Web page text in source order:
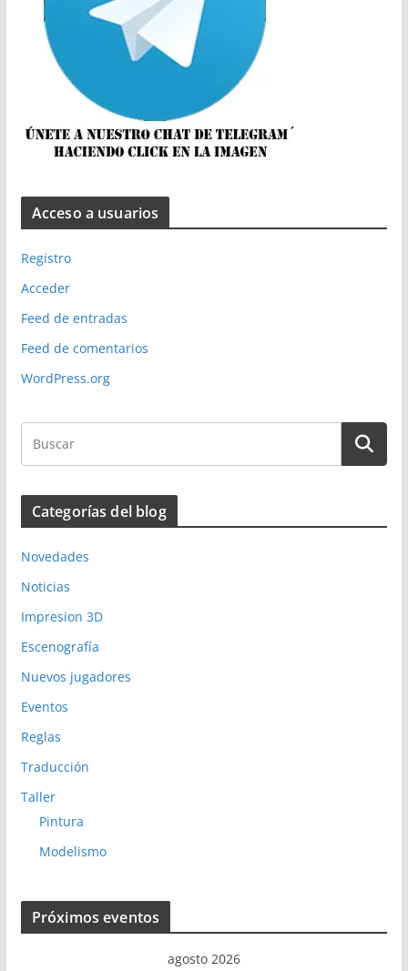
Acceso a usuarios
Registro
Acceder
Feed de entradas
Feed de comentarios
WordPress.org
Categorías del blog
Novedades
Noticias
Impresion 3D
Escenografía
Nuevos jugadores
Eventos
Reglas
Traducción
Taller
Pintura
Modelismo
Próximos eventos
agosto 2026